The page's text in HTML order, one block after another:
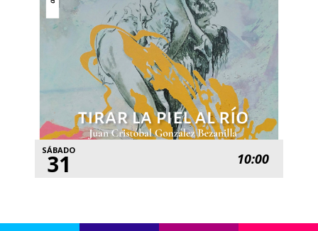
SÁBADO
31 10:00